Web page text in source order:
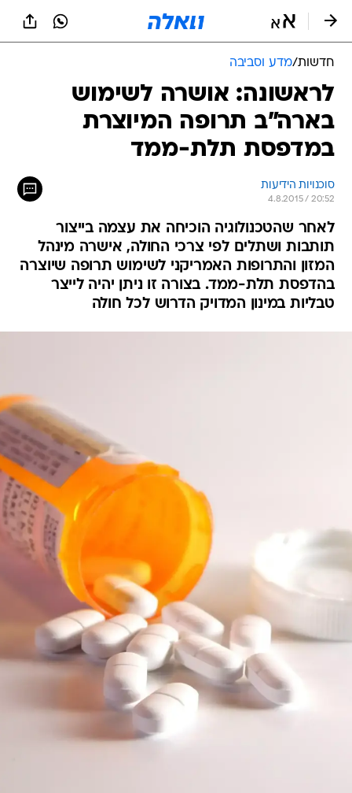
חדשות/מדע וסביבה
לראשונה: אושרה לשימוש
בארה"ב תרופה המיוצרת
במדפסת תלת-ממד
סוכנויות הידיעות
4.8.2015 / 20:52
לאחר שהטכנולוגיה הוכיחה את עצמה בייצור
תותבות ושתלים לפי צרכי החולה, אישרה מינהל
המזון והתרופות האמריקני לשימוש תרופה שיוצרה
בהדפסת תלת-ממד. בצורה זו ניתן יהיה לייצר
טבליות במינון המדויק הדרוש לכל חולה